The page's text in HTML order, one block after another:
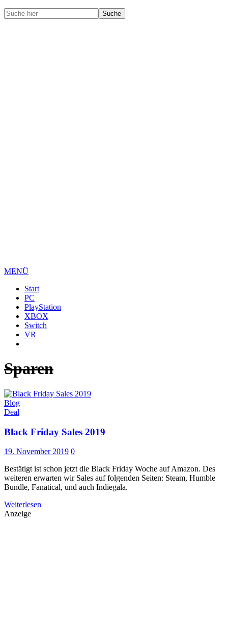
MENÜ
Start
PC
PlayStation
XBOX
Switch
VR
Sparen
Blog
Deal
Black Friday Sales 2019
19. November 2019 0
Bestätigt ist schon jetzt die Black Friday Woche auf Amazon. Des
weiteren erwarten wir Sales auf folgenden Seiten: Steam, Humble
Bundle, Fanatical, und auch Indiegala.
Weiterlesen
Anzeige